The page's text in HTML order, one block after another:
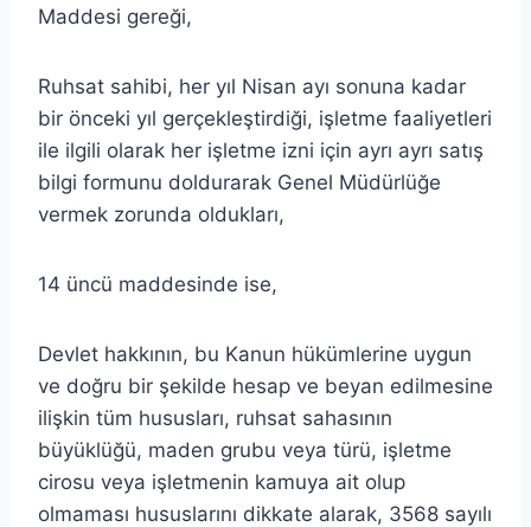
Maddesi gereği,
Ruhsat sahibi, her yıl Nisan ayı sonuna kadar
bir önceki yıl gerçekleştirdiği, işletme faaliyetleri
ile ilgili olarak her işletme izni için ayrı ayrı satış
bilgi formunu doldurarak Genel Müdürlüğe
vermek zorunda oldukları,
14 üncü maddesinde ise,
Devlet hakkının, bu Kanun hükümlerine uygun
ve doğru bir şekilde hesap ve beyan edilmesine
ilişkin tüm hususları, ruhsat sahasının
büyüklüğü, maden grubu veya türü, işletme
cirosu veya işletmenin kamuya ait olup
olmaması hususlarını dikkate alarak, 3568 sayılı